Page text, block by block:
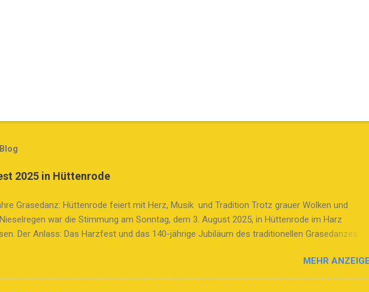
2025 in Hüttenrode
Grasedanz: Hüttenrode feiert mit Herz, Musik und Tradition Trotz grauer Wolken und
war die Stimmung am Sonntag, dem 3. August 2025, in Hüttenrode im Harz
Der Anlass: Das Harzfest und das 140-jährige Jubiläum des traditionellen Grasedanzes –
ist mehr als nur ein folkloristisches Ritual. Er erinnert an die Heuernte vergangener Zeiten
Arbeit der Frauen, die einst mit Kiepen auf dem Rücken das Gras heimtrugen. Diese Kiepen,
MEHR